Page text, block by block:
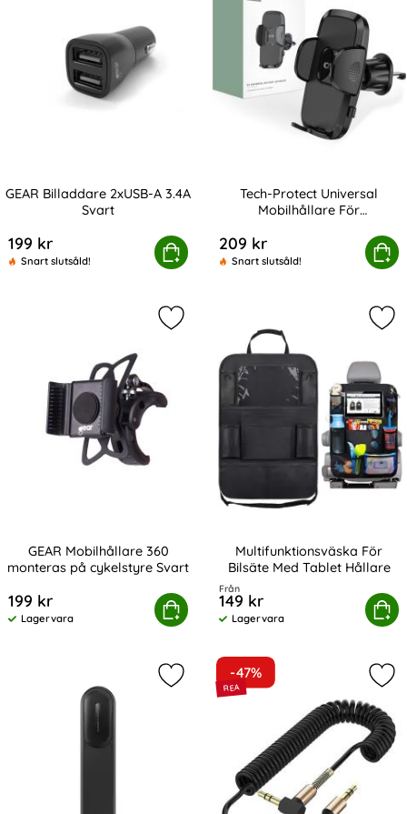
GEAR Billaddare 2xUSB-A 3.4A
Svart
199 kr
Snart slutsåld!
Köp
GEAR Billaddare 2xUSB-A 3.4A Svart
Tech-Protect Universal
Mobilhållare För
209 kr
Snart slutsåld!
Köp
Tech-Protect Universal
GEAR Mobilhållare 360
monteras på cykelstyre Svart
199 kr
Tillgänglighet:
Lagervara
Köp
Mobilhållare 360 monteras på cykelstyre Svart
Markera gEAR Mobilhållare 360
Multifunktionsväska För
Bilsäte Med Tablet Hållare
Art. nr 225194
Från
149 kr
Tillgänglighet:
Lagervara
Köp
Multifunktionsväska För
Markera baseus MagSafe
-47%